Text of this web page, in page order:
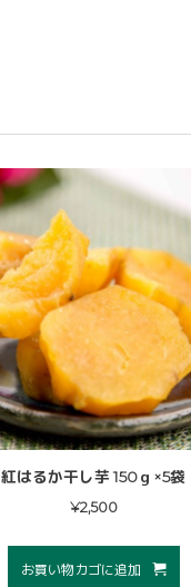
紅はるか干し芋 150ｇ×5袋
¥2,500
お買い物カゴに追加